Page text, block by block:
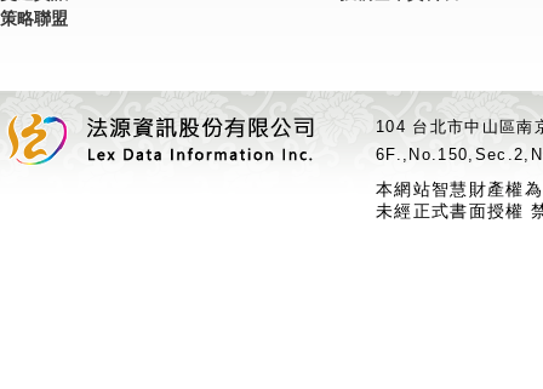
策略聯盟
104 台北市中山區
本網站智慧財產權
未經正式書面授權